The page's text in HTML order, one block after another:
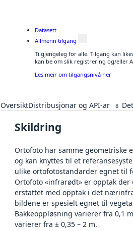
Datasett
Allmenn tilgang
Tilgjengeleg for alle. Tilgang kan
kan be om slik registrering og/eller
Les meir om tilgangsnivå her
OversiktDistribusjonar og API-ar 8
Skildring
Ortofoto har samme geometriske
og kan knyttes til et
ulike ortofotostandarder egnet til
Ortofoto «infrarødt» er opptak der
erstattet med opptak i det
bildene er spesielt egnet til
Bakkeoppløsning varierer fra 0,1
varierer fra ± 0,35 – 2 m.